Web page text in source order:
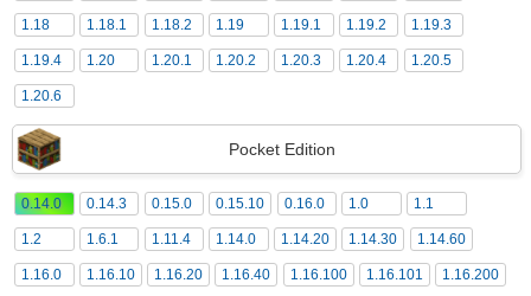
1.18 1.18.1 1.18.2 1.19 1.19.1 1.19.2 1.19.3
1.19.4 1.20 1.20.1 1.20.2 1.20.3 1.20.4 1.20.5
1.20.6
Pocket Edition
0.14.0 0.14.3 0.15.0 0.15.10 0.16.0 1.0 1.1
1.2 1.6.1 1.11.4 1.14.0 1.14.20 1.14.30 1.14.60
1.16.0 1.16.10 1.16.20 1.16.40 1.16.100 1.16.101 1.16.200